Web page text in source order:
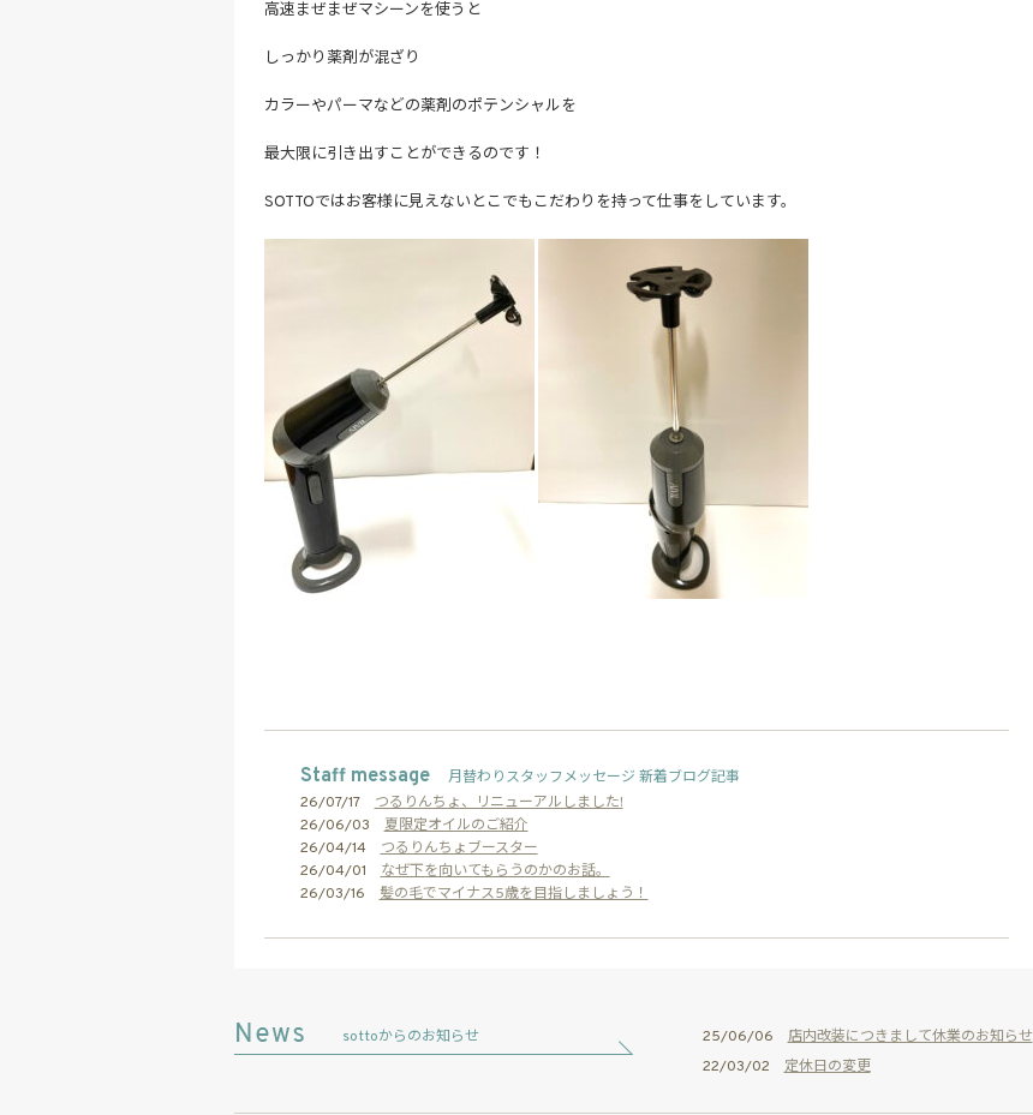
高速まぜまぜマシーンを使うと
しっかり薬剤が混ざり
カラーやパーマなどの薬剤のポテンシャルを
最大限に引き出すことができるのです！
SOTTOではお客様に見えないとこでもこだわりを持って仕事をしています。
Staff message
月替わりスタッフメッセージ 新着ブログ記事
26/07/17 つるりんちょ、リニューアルしました!
26/06/03 夏限定オイルのご紹介
26/04/14 つるりんちょブースター
26/04/01 なぜ下を向いてもらうのかのお話。
26/03/16 髪の毛でマイナス5歳を目指しましょう！
sottoからのお知らせ 25/06/06 店内改装につきまして休業のお知らせ
22/03/02 定休日の変更